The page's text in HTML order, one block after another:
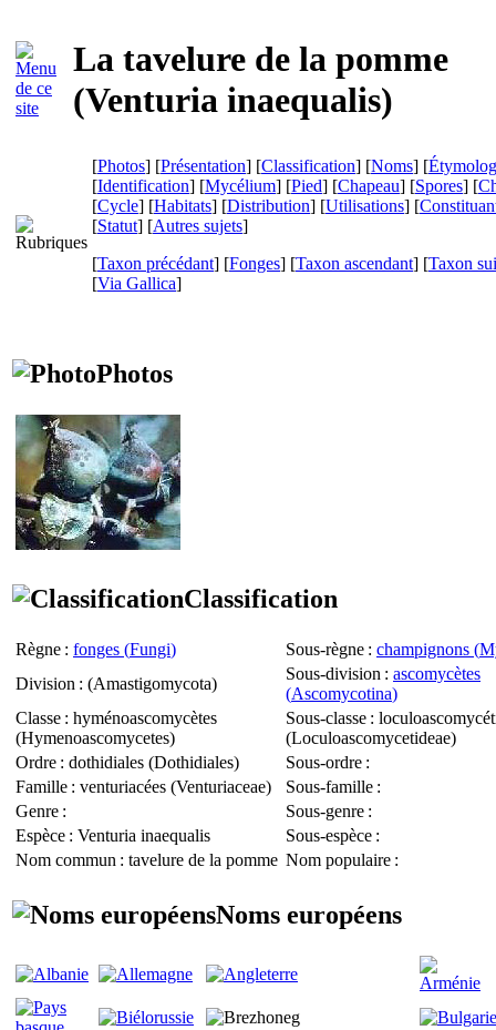
La tavelure de la pomme
(Venturia inaequalis)
[Photos] [Présentation] [Classification] [Noms] [
[Identification] [Mycélium] [Pied] [Chapeau] [Spores] [
[Cycle] [Habitats] [Distribution] [Utilisations] [
[Statut] [Autres sujets]
[Taxon précédant] [Fonges] [Taxon ascendant] [Taxon
[Via Gallica]
Photos
Classification
Règne : fonges (Fungi) Sous-règne : champignons (
Division : (Amastigomycota)
Sous-division : ascomycètes
(Ascomycotina)
Classe : hyménoascomycètes
(Hymenoascomycetes)
Sous-classe :
(Loculoascomycetideae)
Ordre : dothidiales (Dothidiales) Sous-ordre :
Famille : venturiacées (Venturiaceae) Sous-famille :
Genre : Sous-genre :
Espèce : Venturia inaequalis Sous-espèce :
Nom commun : tavelure de la pomme Nom populaire :
Noms européens